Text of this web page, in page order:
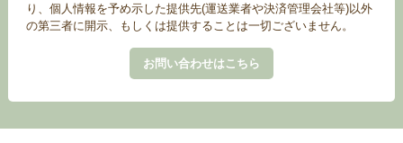
り、個人情報を予め示した提供先(運送業者や決済管理会社等)以外
の第三者に開示、もしくは提供することは一切ございません。
お問い合わせはこちら